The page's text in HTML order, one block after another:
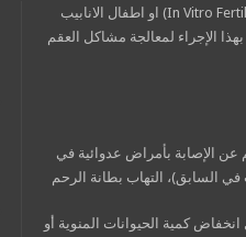
تهدف علاجات الإخصاب في المختبر (In Vitro Fertilization) او اطفال الانابيب
الإجراء لمعالجة مشاكل العقم
عن الإصابة بأمراض عدوائية في
السابق)، التهاب بطانة الرحم
كمية الحيوانات المنوية أو